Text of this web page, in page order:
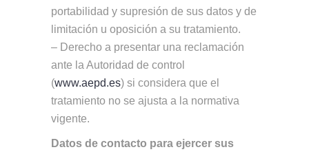
portabilidad y supresión de sus datos y de
limitación u oposición a su tratamiento.
– Derecho a presentar una reclamación
ante la Autoridad de control
(www.aepd.es) si considera que el
tratamiento no se ajusta a la normativa
vigente.
Datos de contacto para ejercer sus